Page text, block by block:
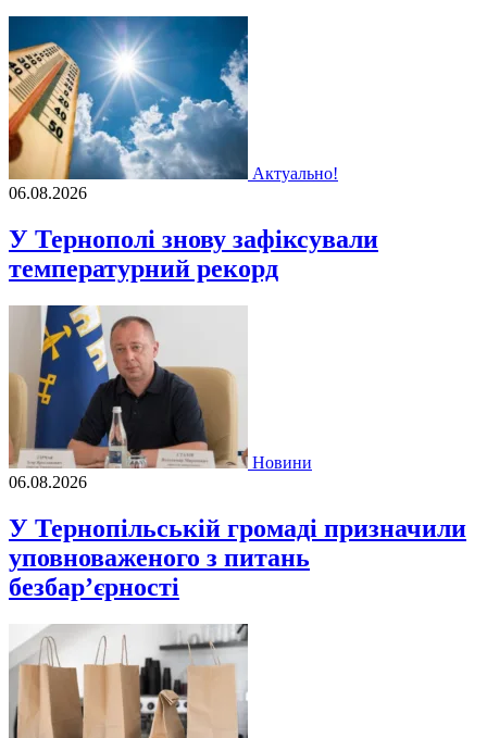
Актуально!
06.08.2026
У Тернополі знову зафіксували
температурний рекорд
Новини
06.08.2026
У Тернопільській громаді призначили
уповноваженого з питань
безбар’єрності